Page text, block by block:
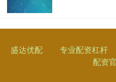
盛达优配 专业配资杠杆
配资